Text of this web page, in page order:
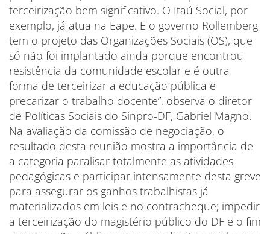
terceirização bem significativo. O Itaú Social, por
exemplo, já atua na Eape. E o governo Rollemberg
tem o projeto das Organizações Sociais (OS), que
só não foi implantado ainda porque encontrou
resistência da comunidade escolar e é outra
forma de terceirizar a educação pública e
precarizar o trabalho docente”, observa o diretor
de Políticas Sociais do Sinpro-DF, Gabriel Magno.
Na avaliação da comissão de negociação, o
resultado desta reunião mostra a importância de
a categoria paralisar totalmente as atividades
pedagógicas e participar intensamente desta greve
para assegurar os ganhos trabalhistas já
materializados em leis e no contracheque; impedir
a terceirização do magistério público do DF e o fim